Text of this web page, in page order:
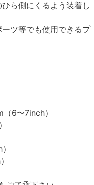
ら側にくるよう装着し
ツ等でも使用できるプ
6〜7inch）